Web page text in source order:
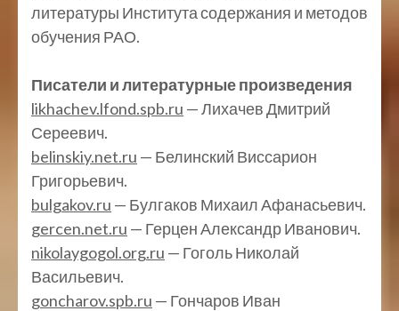
литературы Института содержания и методов
обучения РАО.
Писатели и литературные произведения
likhachev.lfond.spb.ru — Лихачев Дмитрий
Сереевич.
belinskiy.net.ru — Белинский Виссарион
Григорьевич.
bulgakov.ru — Булгаков Михаил Афанасьевич.
gercen.net.ru — Герцен Александр Иванович.
nikolaygogol.org.ru — Гоголь Николай
Васильевич.
goncharov.spb.ru — Гончаров Иван